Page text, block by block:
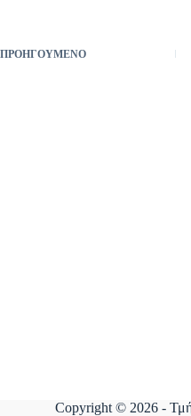
ΠΡΟΗΓΟΎΜΕΝΟ
Copyright © 2026 -